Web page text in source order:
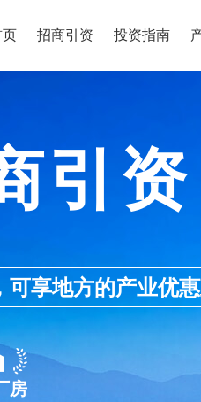
页 招商引资 投资指南
引资
可享地方的产业优
房